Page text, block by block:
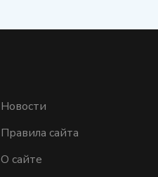
Новости
Правила сайта
О сайте